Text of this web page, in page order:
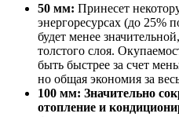
50 мм: Принесет
энергоресурсах (до 25%
будет менее
толстого слоя.
быть быстрее за счет
но общая экономия за
100 мм: Значительно
отопление и